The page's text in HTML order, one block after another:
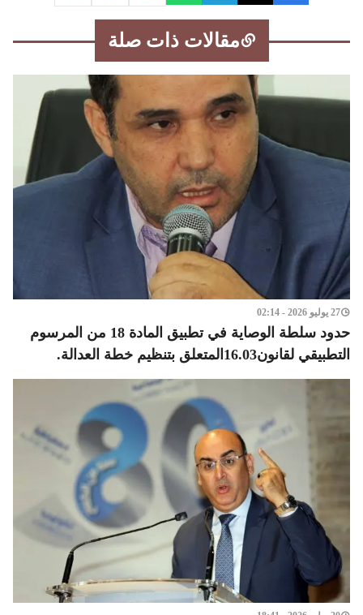
مقالات ذات صلة
27 يوليو 2026 - 02:14
حدود سلطة الوصاية في تطبيق المادة 18 من المرسوم
التطبيقي لقانون16.03المتعلق بتنظيم خطة العدالة.